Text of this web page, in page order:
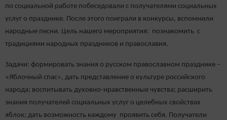
по социальной работе побеседовали с получателями социальных
услуг о празднике. После этого поиграли в конкурсы, вспомнили
народные песни. Цель нашего мероприятия: познакомить с
традициями народных праздников и православия.
Задачи: формировать знания о русском православном празднике –
«Яблочный спас», дать представление о культуре российского
народа; воспитывать духовно-нравственные чувства; расширить
знания получателей социальных услуг о целебных свойствах
яблок; дать возможность каждому проявить себя. Получатели